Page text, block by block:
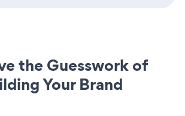
the Guesswork of
Your Brand